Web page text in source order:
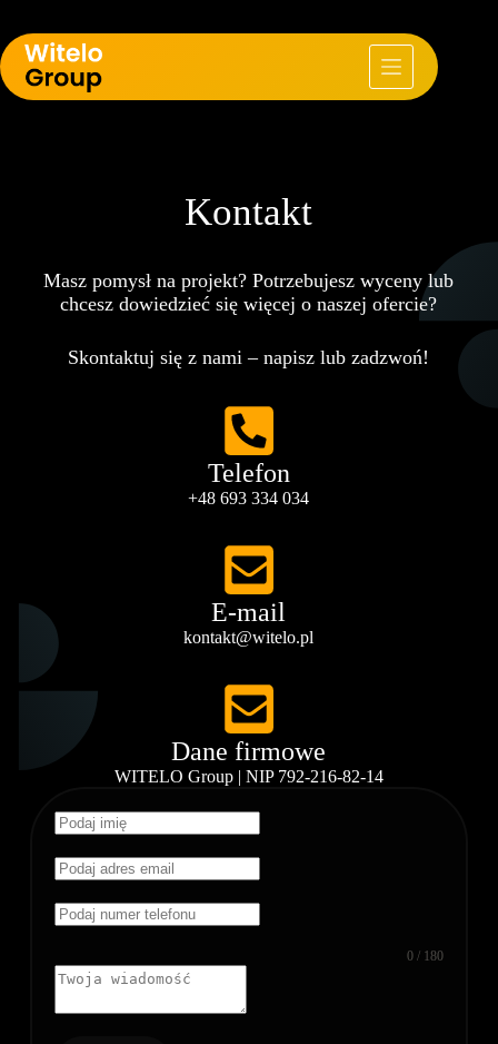
Kontakt
Masz pomysł na projekt? Potrzebujesz wyceny lub
chcesz dowiedzieć się więcej o naszej ofercie?
Skontaktuj się z nami – napisz lub zadzwoń!
Telefon
+48 693 334 034
E-mail
kontakt@witelo.pl
Dane firmowe
WITELO Group | NIP 792-216-82-14
0 / 180